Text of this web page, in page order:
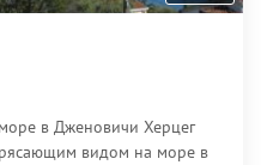
в Дженовичи Херцег
видом на море в